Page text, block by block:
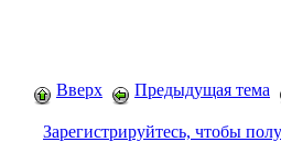
Вверх Предыдущая тема
Зарегистрируйтесь, чтобы